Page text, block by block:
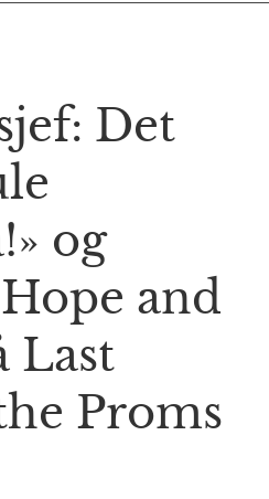
n
a
a
t
o
Det
og
and
Last
Proms